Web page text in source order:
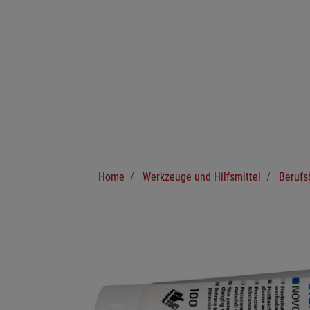
Home Werkzeuge und Hilfsmittel